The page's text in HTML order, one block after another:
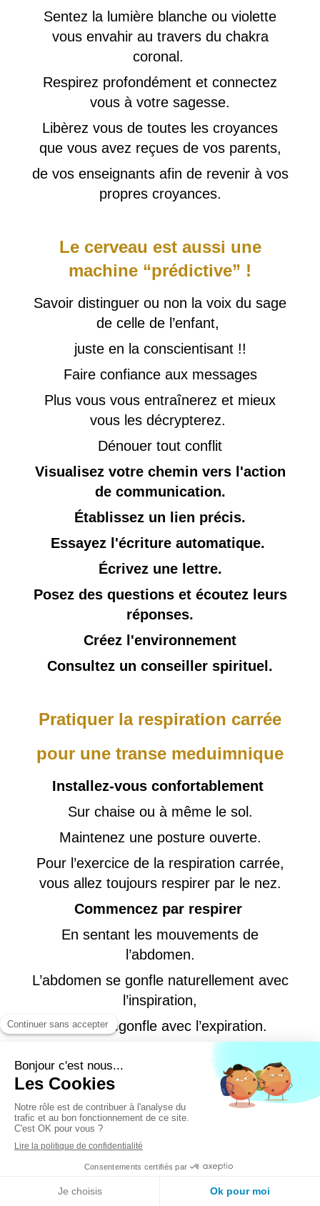
Sentez la lumière blanche ou violette
vous envahir au travers du chakra
coronal.
Respirez profondément et connectez
vous à votre sagesse.
Libèrez vous de toutes les croyances
que vous avez reçues de vos parents,
de vos enseignants afin de revenir à vos
propres croyances.
Le cerveau est aussi une
machine “prédictive” !
Savoir distinguer ou non la voix du sage
de celle de l’enfant,
juste en la conscientisant !!
Faire confiance aux messages
Plus vous vous entraînerez et mieux
vous les décrypterez.
Dénouer tout conflit
Visualisez votre chemin vers l'action
de communication.
Établissez un lien précis.
Essayez l'écriture automatique.
Écrivez une lettre.
Posez des questions et écoutez leurs
réponses.
Créez l'environnement
Consultez un conseiller spirituel.
Pratiquer la respiration carrée
pour une transe meduimnique
Installez-vous confortablement
Sur chaise ou à même le sol.
Maintenez une posture ouverte.
Pour l’exercice de la respiration carrée,
vous allez toujours respirer par le nez.
Commencez par respirer
En sentant les mouvements de
l’abdomen.
L’abdomen se gonfle naturellement avec
l’inspiration,
puis se dégonfle avec l’expiration.
mouvement de la respiration,
vous pouvez commencer samavritti.
Cet exercice se pratique en
phases de durée égale
Inspiration en comptant mentalement